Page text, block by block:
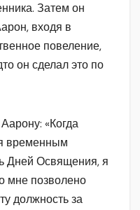
Затем он
входя в
повеление,
он сделал это по
«Когда
временным
Дней Освящения, я
мне позволено
должность за